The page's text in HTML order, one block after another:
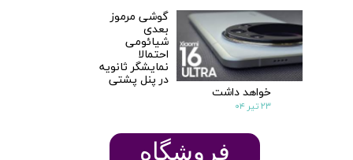
★
​​​​فروشگاه
گوشی مرموز
بعدی
شیائومی
احتمالا
نمایشگر ثانویه
در پنل پشتی
خواهد داشت
۲۳ تیر ۰۴